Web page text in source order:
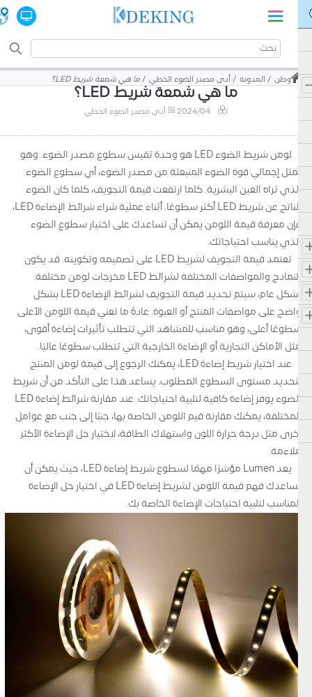
وطن المدونة أدى مصدر الضوء الخطي ما هي شمعة شريط LED؟
ما هي شمعة شريط LED؟
2024/04 أدى مصدر الضوء الخطي
لومن شريط الضوء LED هو وحدة تقيس سطوع مصدر الضوء. وهو
يمثل إجمالي قوة الضوء المنبعثة من مصدر الضوء، أي سطوع الضوء
الذي تراه العين البشرية. كلما ارتفعت قيمة التجويف، كلما كان الضوء
الناتج عن شريط LED أكثر سطوعًا. أثناء عملية شراء شرائط الإضاءة LED،
فإن معرفة قيمة اللومن يمكن أن تساعدك على اختيار سطوع الضوء
الذي يناسب احتياجاتك.
تعتمد قيمة التجويف لشريط LED على تصميمه وتكوينه. قد يكون
للنماذج والمواصفات المختلفة لشرائط LED مخرجات لومن مختلفة.
بشكل عام، سيتم تحديد قيمة التجويف لشرائط الإضاءة LED بشكل
واضح على مواصفات المنتج أو العبوة. عادةً ما تعني قيمة اللومن الأعلى
سطوعًا أعلى، وهو مناسب للمشاهد التي تتطلب تأثيرات إضاءة أقوى،
مثل الأماكن التجارية أو الإضاءة الخارجية التي تتطلب سطوعًا عاليًا.
عند اختيار شريط إضاءة LED، يمكنك الرجوع إلى قيمة لومن المنتج
لتحديد مستوى السطوع المطلوب. يساعد هذا على التأكد من أن شريط
الضوء يوفر إضاءة كافية لتلبية احتياجاتك. عند مقارنة شرائط إضاءة LED
المختلفة، يمكنك مقارنة قيم اللومن الخاصة بها، جنبًا إلى جنب مع عوامل
أخرى مثل درجة حرارة اللون واستهلاك الطاقة، لاختيار حل الإضاءة الأكثر
ملاءمة.
يعد Lumen مؤشرًا مهمًا لسطوع شريط إضاءة LED، حيث يمكن أن
يساعدك فهم قيمة اللومن لشريط إضاءة LED في اختيار حل الإضاءة
المناسب لتلبية احتياجات الإضاءة الخاصة بك.